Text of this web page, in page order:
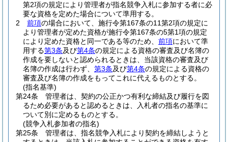
第2項の規定により管理者が指名競争入札に参加する者に必
要な資格を定めた場合について準用する。
2
前項の場合において、施行令第167条の11第2項の規定に
より管理者が定めた資格が施行令第167条の5第1項の規定
により定めた資格と同一である等のため、 前項において準
用する第3条及び第4条の規定による資格の審査及び名簿の
作成を要しないと認められるときは、当該資格の審査及び
名簿の作成は行わず、 第3条及び第4条の規定による資格の
審査及び名簿の作成をもってこれに代えるものとする。
(指名基準)
第24条
管理者は、契約の公正かつ有利な締結及び履行を図
るため必要があると認めるときは、入札者の指名の基準に
ついて別に定めるものとする。
(競争入札参加者の指名)
第25条
管理者は、指名競争入札により契約を締結しようと